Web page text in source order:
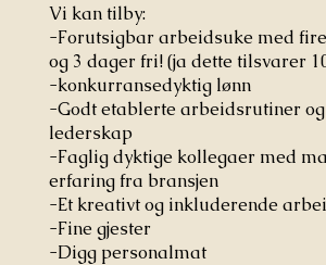
Vi kan tilby:
-Forutsigbar arbeidsuke med
og 3 dager fri! (ja dette tilsvarer
-konkurransedyktig lønn
-Godt etablerte arbeidsrutiner
lederskap
-Faglig dyktige kollegaer med
erfaring fra bransjen
-Et kreativt og inkluderende
-Fine gjester
-Digg personalmat